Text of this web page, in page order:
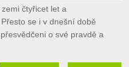
čtyřicet let a
se i v dnešní době
o své pravdě a